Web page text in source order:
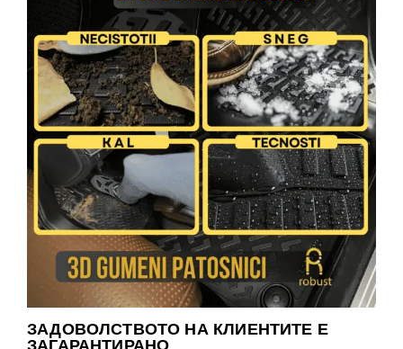
ЗАДОВОЛСТВОТО НА КЛИЕНТИТЕ Е